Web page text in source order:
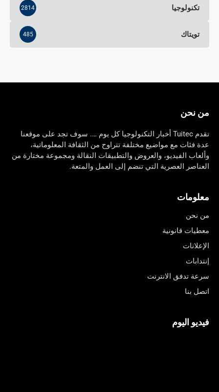
تكنولوجيا 2814
تويتاك 485
من نحن
تقدم Tuitec أخبار التكنولوجيا كل يوم …. سوف تجد على موقعنا
عدة فئات مع مواضيع مختلفة تتراوح من الثقافة المعلوماتية،
وألعاب الفيديو، والعروض والتطبيقات النقالة ومجموعة مختارة من
العناصر العصرية التي تنضم إلى العمل والمتعة.
معلومات
من نحن
معطيات قانونية
الإعلانات
إنتدابات
سرعة تدفق الانترنت
اتصل بنا
فيديو اليوم